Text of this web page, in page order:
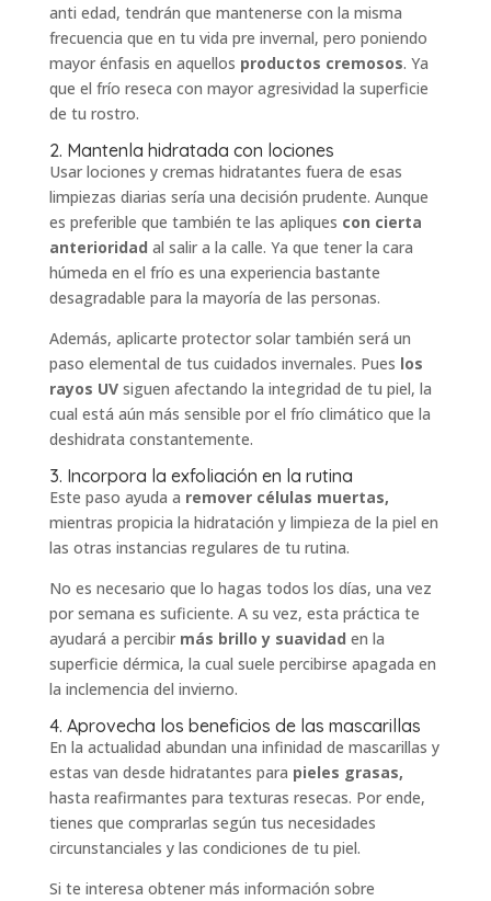
anti edad, tendrán que mantenerse con la misma
frecuencia que en tu vida pre invernal, pero poniendo
mayor énfasis en aquellos productos cremosos. Ya
que el frío reseca con mayor agresividad la superficie
de tu rostro.
2. Mantenla hidratada con lociones
Usar lociones y cremas hidratantes fuera de esas
limpiezas diarias sería una decisión prudente. Aunque
es preferible que también te las apliques con cierta
anterioridad al salir a la calle. Ya que tener la cara
húmeda en el frío es una experiencia bastante
desagradable para la mayoría de las personas.
Además, aplicarte protector solar también será un
paso elemental de tus cuidados invernales. Pues los
rayos UVsiguen afectando la integridad de tu piel, la
cual está aún más sensible por el frío climático que la
deshidrata constantemente.
3. Incorpora la exfoliación en la rutina
Este paso ayuda a remover células muertas,
mientras propicia la hidratación y limpieza de la piel en
las otras instancias regulares de tu rutina.
No es necesario que lo hagas todos los días, una vez
por semana es suficiente. A su vez, esta práctica te
ayudará a percibirmás brillo y suavidad en la
superficie dérmica, la cual suele percibirse apagada en
la inclemencia del invierno.
4. Aprovecha los beneficios de las mascarillas
En la actualidad abundan una infinidad de mascarillas y
estas van desde hidratantes para pieles grasas,
hasta reafirmantes para texturas resecas. Por ende,
tienes que comprarlas según tus necesidades
circunstanciales y las condiciones de tu piel.
Si te interesa obtener más información sobre